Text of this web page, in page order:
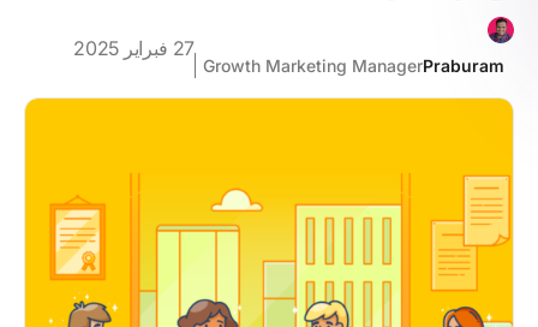
Praburam
Growth Marketing Manager
27 فبراير 2025